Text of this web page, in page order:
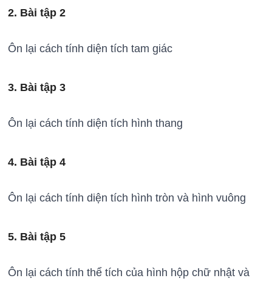
2. Bài tập 2
Ôn lại cách tính diện tích tam giác
3. Bài tập 3
Ôn lại cách tính diện tích hình thang
4. Bài tập 4
Ôn lại cách tính diện tích hình tròn và hình vuông
5. Bài tập 5
Ôn lại cách tính thể tích của hình hộp chữ nhật và